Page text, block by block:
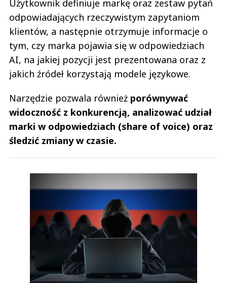
Użytkownik definiuje markę oraz zestaw pytań
odpowiadających rzeczywistym zapytaniom
klientów, a następnie otrzymuje informacje o
tym, czy marka pojawia się w odpowiedziach
AI, na jakiej pozycji jest prezentowana oraz z
jakich źródeł korzystają modele językowe.
Narzędzie pozwala również porównywać
widoczność z konkurencją, analizować udział
marki w odpowiedziach (share of voice) oraz
śledzić zmiany w czasie.